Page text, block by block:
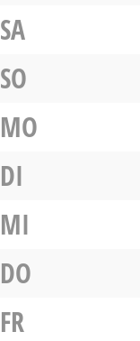
SA
SO
MO
DI
MI
DO
FR